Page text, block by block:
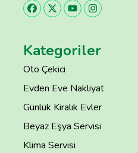
Kategoriler
Oto Çekici
Evden Eve Nakliyat
Günlük Kiralık Evler
Beyaz Eşya Servisi
Klima Servisi